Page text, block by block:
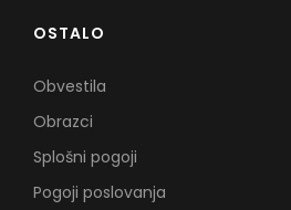
OSTALO
Obvestila
Obrazci
Splošni pogoji
Pogoji poslovanja